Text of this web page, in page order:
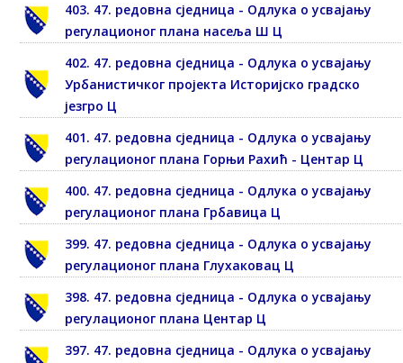
403. 47. редовна сједница - Одлука о усвајању
регулационог плана насеља Ш Ц
402. 47. редовна сједница - Одлука о усвајању
Урбанистичког пројекта Историјско градско
језгро Ц
401. 47. редовна сједница - Одлука о усвајању
регулационог плана Горњи Рахић - Центар Ц
400. 47. редовна сједница - Одлука о усвајању
регулационог плана Грбавица Ц
399. 47. редовна сједница - Одлука о усвајању
регулационог плана Глухаковац Ц
398. 47. редовна сједница - Одлука о усвајању
регулационог плана Центар Ц
397. 47. редовна сједница - Одлука о усвајању